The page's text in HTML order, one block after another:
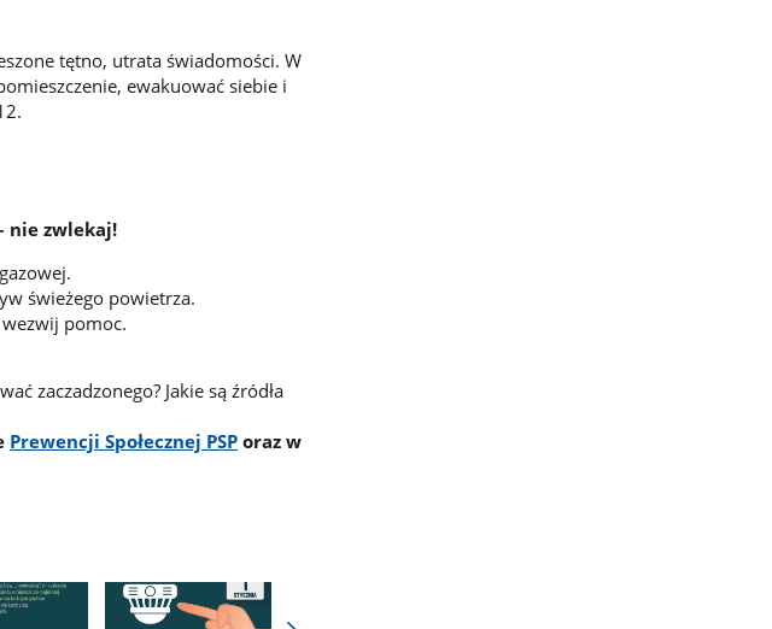
tętno, utrata świadomości. W
ewakuować siebie i
nie zwlekaj!
świeżego powietrza.
pomoc.
zaczadzonego? Jakie są źródła
Prewencji Społecznej PSPoraz w